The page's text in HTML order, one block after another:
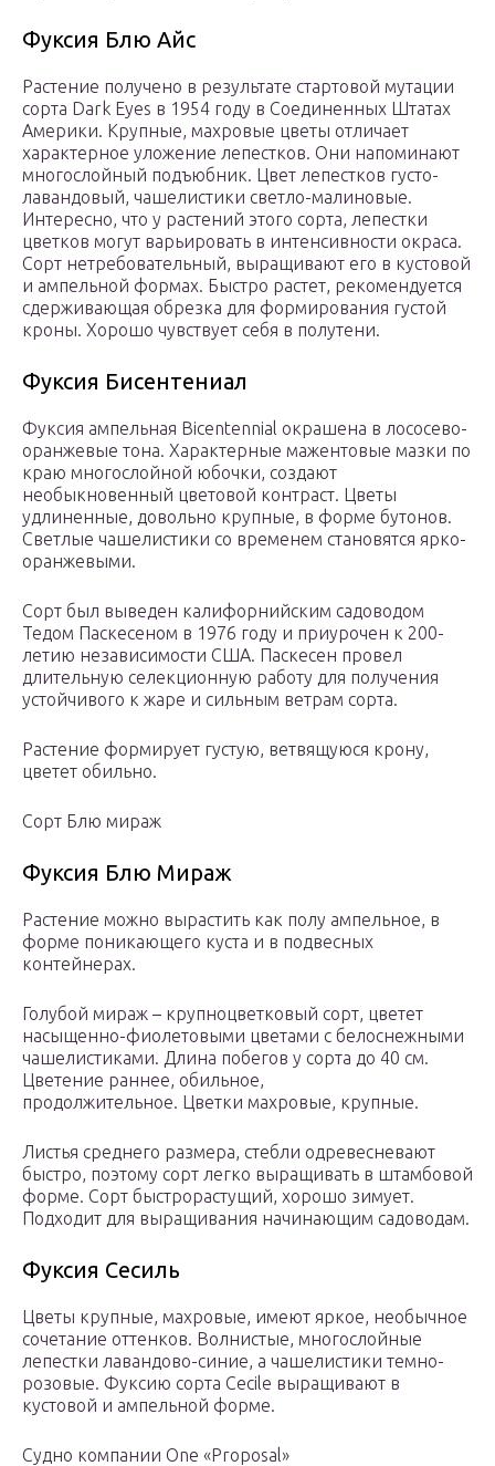
Фуксия Блю Айс
Растение получено в результате стартовой мутации
сорта Dark Eyes в 1954 году в Соединенных Штатах
Америки. Крупные, махровые цветы отличает
характерное уложение лепестков. Они напоминают
многослойный подъюбник. Цвет лепестков густо-
лавандовый, чашелистики светло-малиновые.
Интересно, что у растений этого сорта, лепестки
цветков могут варьировать в интенсивности окраса.
Сорт нетребовательный, выращивают его в кустовой
и ампельной формах. Быстро растет, рекомендуется
сдерживающая обрезка для формирования густой
кроны. Хорошо чувствует себя в полутени.
Фуксия Бисентениал
Фуксия ампельная Bicentennial окрашена в лососево-
оранжевые тона. Характерные мажентовые мазки по
краю многослойной юбочки, создают
необыкновенный цветовой контраст. Цветы
удлиненные, довольно крупные, в форме бутонов.
Светлые чашелистики со временем становятся ярко-
оранжевыми.
Сорт был выведен калифорнийским садоводом
Тедом Паскесеном в 1976 году и приурочен к 200-
летию независимости США. Паскесен провел
длительную селекционную работу для получения
устойчивого к жаре и сильным ветрам сорта.
Растение формирует густую, ветвящуюся крону,
цветет обильно.
Сорт Блю мираж
Фуксия Блю Мираж
Растение можно вырастить как полу ампельное, в
форме поникающего куста и в подвесных
контейнерах.
Голубой мираж – крупноцветковый сорт, цветет
насыщенно-фиолетовыми цветами с белоснежными
чашелистиками. Длина побегов у сорта до 40 см.
Цветение раннее, обильное,
продолжительное. Цветки махровые, крупные.
Листья среднего размера, стебли одревесневают
быстро, поэтому сорт легко выращивать в штамбовой
форме. Сорт быстрорастущий, хорошо зимует.
Подходит для выращивания начинающим садоводам.
Фуксия Сесиль
Цветы крупные, махровые, имеют яркое, необычное
сочетание оттенков. Волнистые, многослойные
лепестки лавандово-синие, а чашелистики темно-
розовые. Фуксию сорта Cecile выращивают в
кустовой и ампельной форме.
Судно компании One «Proposal»